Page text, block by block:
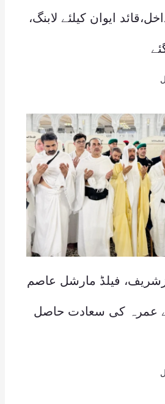
ایوان کیلئے لابنگ،
فیلڈ مارشل عاصم
نے عمرہ کی سعادت حاصل